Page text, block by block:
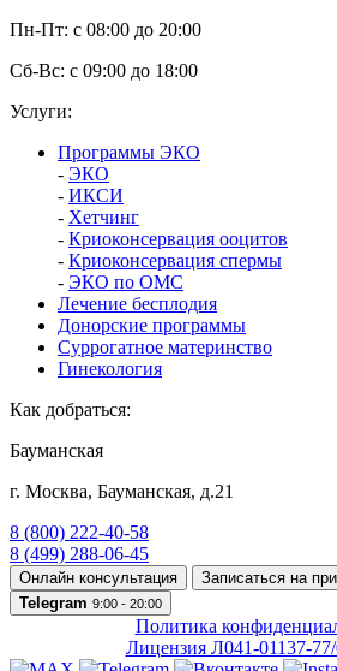
Пн-Пт: с 08:00 до 20:00
Сб-Вс: с 09:00 до 18:00
Услуги:
Программы ЭКО
- ЭКО
- ИКСИ
- Хетчинг
- Криоконсервация ооцитов
- Криоконсервация спермы
- ЭКО по ОМС
Лечение бесплодия
Донорские программы
Суррогатное материнство
Гинекология
Как добраться:
Бауманская
г. Москва, Бауманская, д.21
8 (800) 222-40-58
8 (499) 288-06-45
Онлайн консультация
Записаться на
Telegram 9:00 - 20:00
Политика
Лицензия Л041-01137-